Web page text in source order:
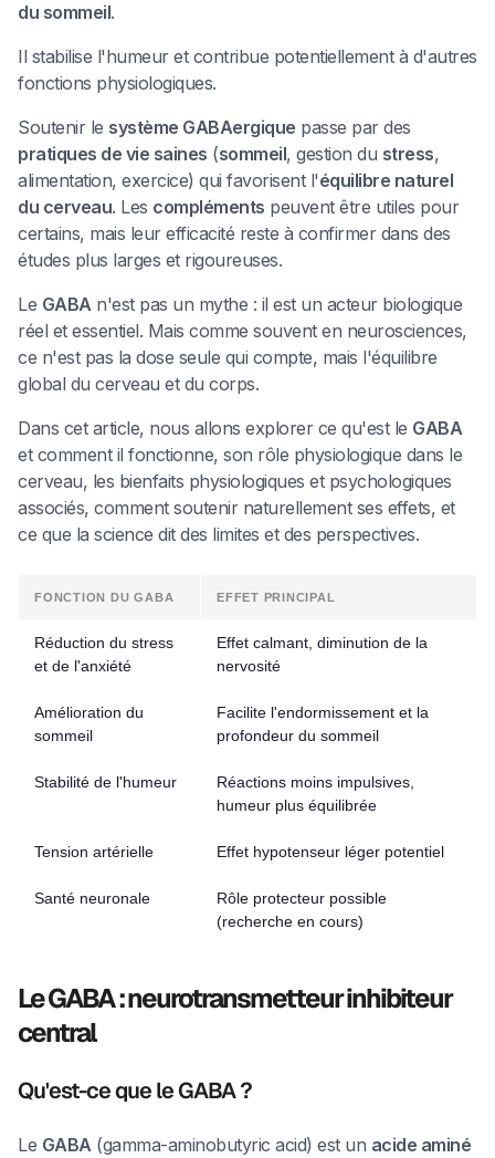
du sommeil.
Il stabilise l'humeur et contribue potentiellement à d'autres
fonctions physiologiques.
Soutenir le système GABAergique passe par des
pratiques de vie saines (sommeil, gestion du stress,
alimentation, exercice) qui favorisent l'équilibre naturel
du cerveau. Les compléments peuvent être utiles pour
certains, mais leur efficacité reste à confirmer dans des
études plus larges et rigoureuses.
Le GABAn'est pas un mythe : il est un acteur biologique
réel et essentiel. Mais comme souvent en neurosciences,
ce n'est pas la dose seule qui compte, mais l'équilibre
global du cerveau et du corps.
Dans cet article, nous allons explorer ce qu'est le GABA
et comment il fonctionne, son rôle physiologique dans le
cerveau, les bienfaits physiologiques et psychologiques
associés, comment soutenir naturellement ses effets, et
ce que la science dit des limites et des perspectives.
FONCTION DU GABA EFFET PRINCIPAL
Réduction du stress
et de l'anxiété
Effet calmant, diminution de la
nervosité
Amélioration du
sommeil
Facilite l'endormissement et la
profondeur du sommeil
Stabilité de l'humeur
Réactions moins impulsives,
humeur plus équilibrée
Tension artérielle Effet hypotenseur léger potentiel
Santé neuronale
Rôle protecteur possible
(recherche en cours)
Le GABA : neurotransmetteur inhibiteur
central
Qu'est-ce que le GABA ?
Le GABA(gamma-aminobutyric acid) est un acide aminé